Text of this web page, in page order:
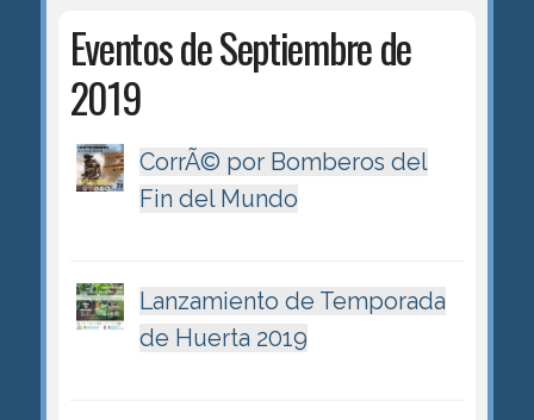
Eventos de Septiembre de
2019
CorrÃ© por Bomberos del
Fin del Mundo
Lanzamiento de Temporada
de Huerta 2019